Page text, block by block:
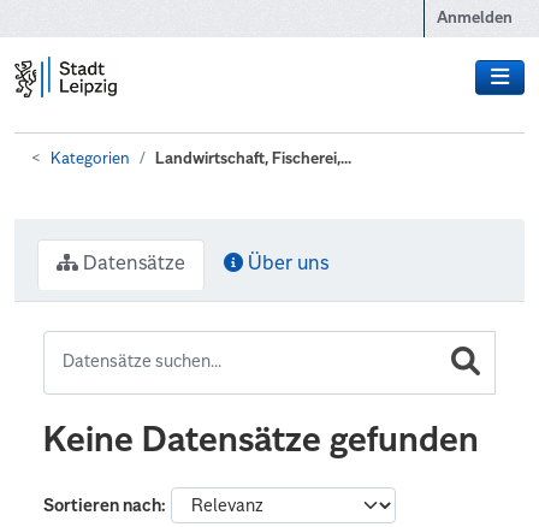
Anmelden
Kategorien Landwirtschaft, Fischerei,...
Datensätze Über uns
Keine Datensätze gefunden
Sortieren nach